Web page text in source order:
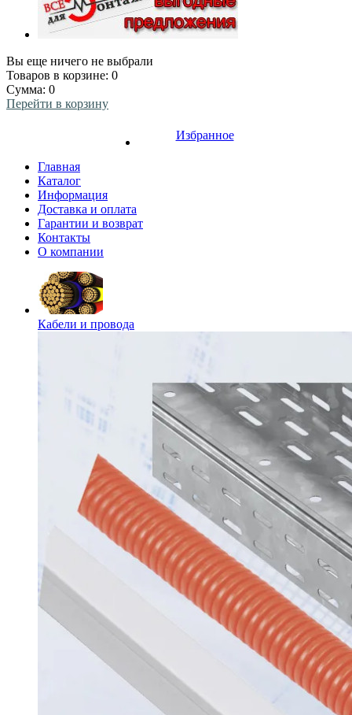
Вы еще ничего не выбрали
Товаров в корзине: 0
Сумма: 0
Перейти в корзину
Избранное
Главная
Каталог
Информация
Доставка и оплата
Гарантии и возврат
Контакты
О компании
Кабели и провода